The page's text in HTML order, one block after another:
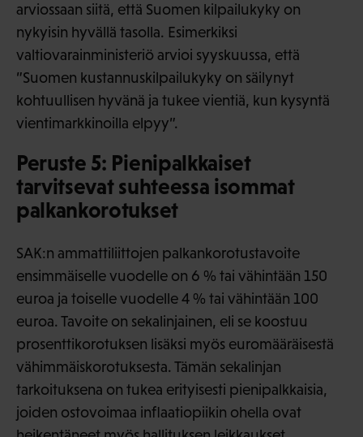
arviossaan siitä, että Suomen kilpailukyky on
nykyisin hyvällä tasolla. Esimerkiksi
valtiovarainministeriö arvioi syyskuussa, että
”Suomen kustannuskilpailukyky on säilynyt
kohtuullisen hyvänä ja tukee vientiä, kun kysyntä
vientimarkkinoilla elpyy”.
Peruste 5: Pienipalkkaiset
tarvitsevat suhteessa isommat
palkankorotukset
SAK:n ammattiliittojen palkankorotustavoite
ensimmäiselle vuodelle on 6 % tai vähintään 150
euroa ja toiselle vuodelle 4 % tai vähintään 100
euroa. Tavoite on sekalinjainen, eli se koostuu
prosenttikorotuksen lisäksi myös euromääräisestä
vähimmäiskorotuksesta. Tämän sekalinjan
tarkoituksena on tukea erityisesti pienipalkkaisia,
joiden ostovoimaa inflaatiopiikin ohella ovat